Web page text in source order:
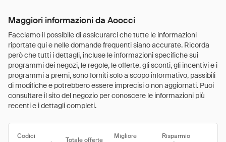
Maggiori informazioni da Aoocci
Facciamo il possibile di assicurarci che tutte le informazioni
riportate qui e nelle domande frequenti siano accurate. Ricorda
però che tutti i dettagli, incluse le informazioni specifiche sui
programmi dei negozi, le regole, le offerte, gli sconti, gli incentivi e i
programmi a premi, sono forniti solo a scopo informativo, passibili
di modifiche e potrebbero essere imprecisi o non aggiornati. Puoi
consultare il sito del negozio per conoscere le informazioni più
recenti e i dettagli completi.
Codici
Totale offerte
Migliore
Risparmio